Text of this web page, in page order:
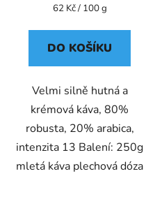
Měrná
62 Kč / 100 g
DO KOŠÍKU
Velmi silně hutná a
krémová káva, 80%
robusta, 20% arabica,
intenzita 13 Balení: 250g
mletá káva plechová dóza